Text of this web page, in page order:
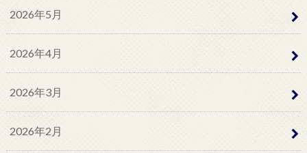
2026年5月
2026年4月
2026年3月
2026年2月